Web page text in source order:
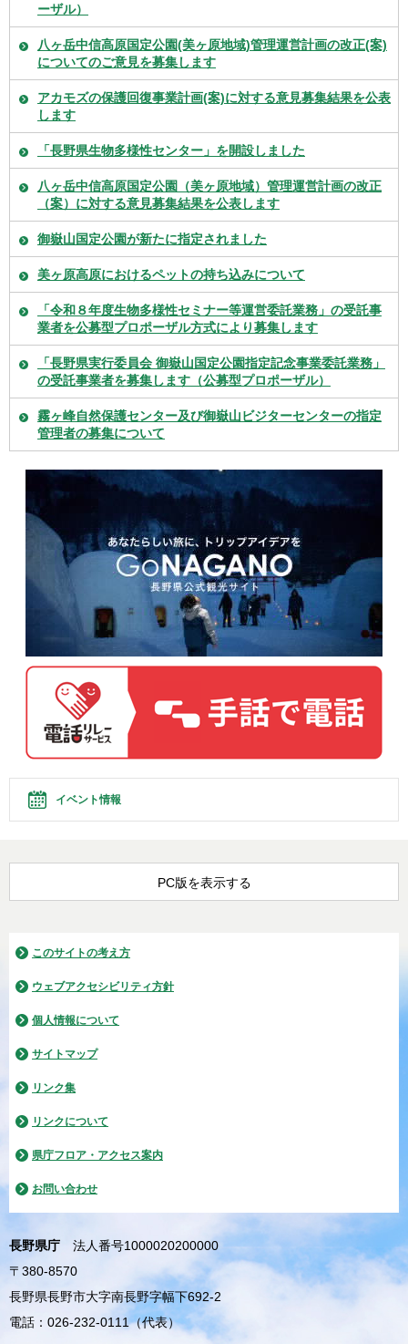
ーザル）
八ヶ岳中信高原国定公園(美ヶ原地域)管理運営計画の改正(案)
についてのご意見を募集します
アカモズの保護回復事業計画(案)に対する意見募集結果を公表
します
「長野県生物多様性センター」を開設しました
八ヶ岳中信高原国定公園（美ヶ原地域）管理運営計画の改正
（案）に対する意見募集結果を公表します
御嶽山国定公園が新たに指定されました
美ヶ原高原におけるペットの持ち込みについて
「令和８年度生物多様性セミナー等運営委託業務」の受託事
業者を公募型プロポーザル方式により募集します
「長野県実行委員会 御嶽山国定公園指定記念事業委託業務」
の受託事業者を募集します（公募型プロポーザル）
霧ヶ峰自然保護センター及び御嶽山ビジターセンターの指定
管理者の募集について
イベント情報
PC版を表示する
このサイトの考え方
ウェブアクセシビリティ方針
個人情報について
サイトマップ
リンク集
リンクについて
県庁フロア・アクセス案内
お問い合わせ
長野県庁
法人番号1000020200000
〒380-8570
長野県長野市大字南長野字幅下692-2
電話：026-232-0111（代表）